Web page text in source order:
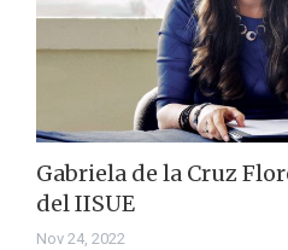
Gabriela de la Cruz
del IISUE
Nov 24, 2022